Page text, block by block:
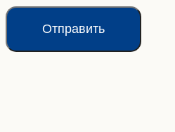
Отправить